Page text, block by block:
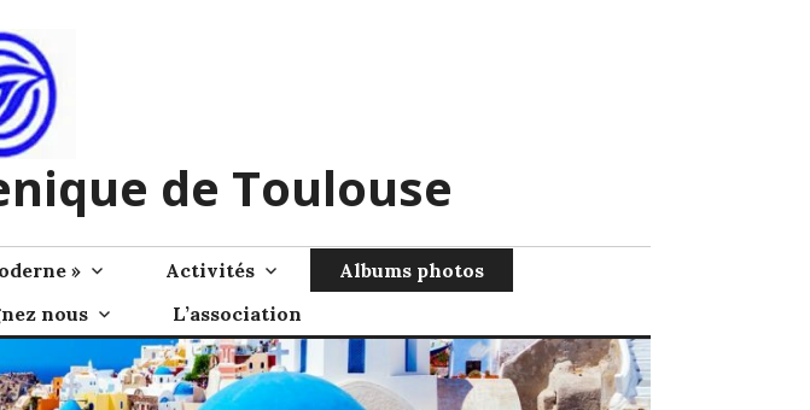
de Toulouse
» Activités
Albums photos
nous L’association